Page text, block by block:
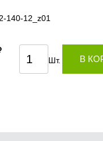
140-12_z01
Шт. В